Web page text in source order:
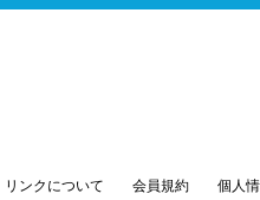
リンクについて 会員規約 個人